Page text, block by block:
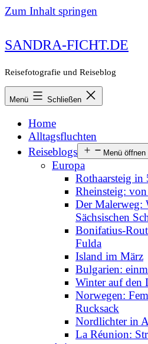
Zum Inhalt springen
SANDRA-FICHT.DE
Reisefotografie und Reiseblog
Menü Schließen
Home
Alltagsfluchten
Reiseblogs
Menü öffnen
Europa
Rothaarsteig in
Rheinsteig:
Der Malerweg:
Sächsischen
Bonifatius-
Fulda
Island im März
Bulgarien:
Winter auf den
Norwegen:
Rucksack
Nordlichter in
La Réunion: